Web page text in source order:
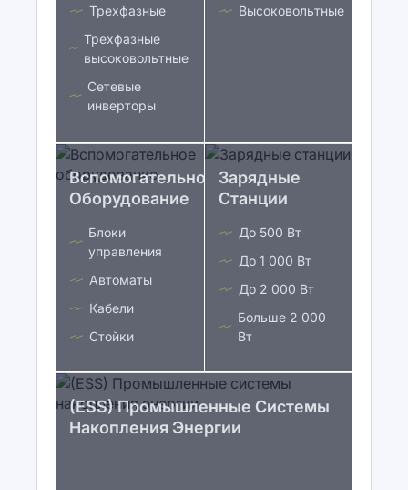
Трехфазные
Трехфазные
высоковольтные
Сетевые
инверторы
Высоковольтные
Вспомогательное
Оборудование
Блоки
управления
Автоматы
Кабели
Стойки
Зарядные
Станции
До 500 Вт
До 1 000 Вт
До 2 000 Вт
Больше 2 000
Вт
(ESS) Промышленные Системы
Накопления Энергии